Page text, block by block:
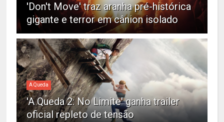
'Don't Move' traz aranha pré-histórica
gigante e terror em cânion isolado
A Queda
'A Queda 2: No Limite' ganha trailer
oficial repleto de tensão